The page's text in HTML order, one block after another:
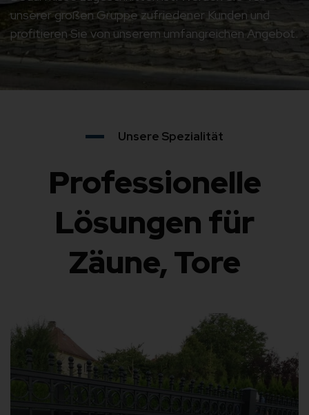
unserer großen Gruppe zufriedener Kunden und
profitieren Sie von unserem umfangreichen Angebot.
Unsere Spezialität
Professionelle
Lösungen für
Zäune, Tore